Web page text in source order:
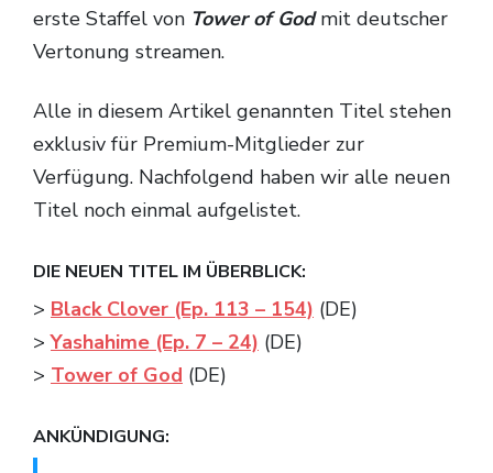
erste Staffel von Tower of Godmit deutscher
Vertonung streamen.
Alle in diesem Artikel genannten Titel stehen
exklusiv für Premium-Mitglieder zur
Verfügung. Nachfolgend haben wir alle neuen
Titel noch einmal aufgelistet.
DIE NEUEN TITEL IM ÜBERBLICK:
Black Clover (Ep. 113 – 154) (DE)
>Yashahime (Ep. 7 – 24) (DE)
> Tower of God (DE)
ANKÜNDIGUNG: